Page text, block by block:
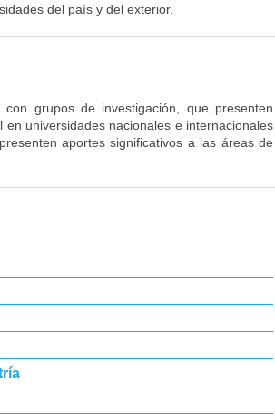
del país y del exterior.
con grupos de investigación, que presenten
universidades nacionales e internacionales
aportes significativos a las áreas de